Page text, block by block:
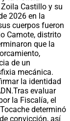
Castillo y su
2026 en la
cuerpos fueron
Camote, distrito
que la
de un
mecánica.
la identidad
evaluar
la Fiscalía, el
determinó
convicción, así